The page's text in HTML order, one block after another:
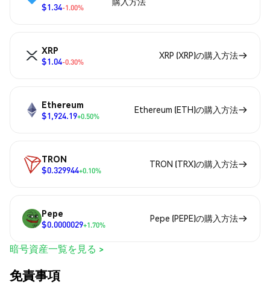
$1.34-1.00%
XRP
$1.04-0.30%
XRP (XRP)の購入方法
Ethereum
$1,924.19+0.50%
Ethereum (ETH)の購入方法
TRON
$0.329944+0.10%
TRON (TRX)の購入方法
Pepe
$0.0000029+1.70%
Pepe (PEPE)の購入方法
暗号資産一覧を見る >
免責事項